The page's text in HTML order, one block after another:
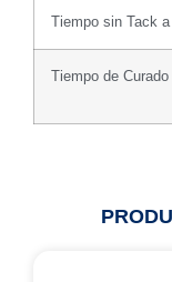
Tiempo sin Tack
Tiempo de